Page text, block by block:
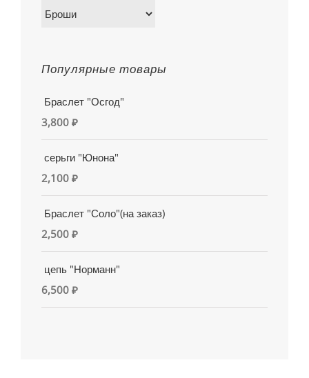
Популярные товары
Браслет "Осгод"
3,800 ₽
серьги "Юнона"
2,100 ₽
Браслет "Соло"(на заказ)
2,500 ₽
цепь "Норманн"
6,500 ₽